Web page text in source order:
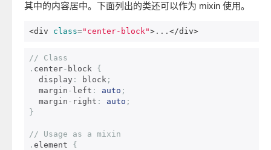
其中的内容居中。下面列出的类还可以作为 mixin 使用。
<div class="center-block"> ... </div>
// Class
. center- block {
  display
: block ;
  margin
- left : auto ;
  margin
- right : auto ;
}
// Usage as a mixin
. element {